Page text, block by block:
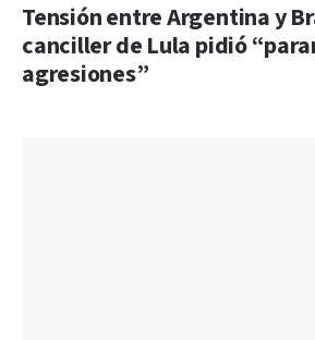
Tensión entre Argentina y
canciller de Lula pidió
agresiones”